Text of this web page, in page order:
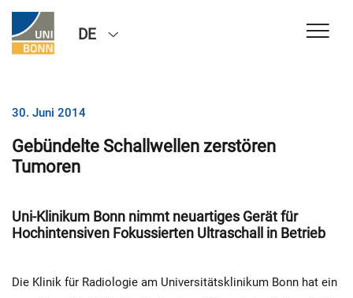
DE
30. Juni 2014
Gebündelte Schallwellen zerstören
Tumoren
Uni-Klinikum Bonn nimmt neuartiges Gerät für
Hochintensiven Fokussierten Ultraschall in Betrieb
Die Klinik für Radiologie am Universitätsklinikum Bonn hat ein